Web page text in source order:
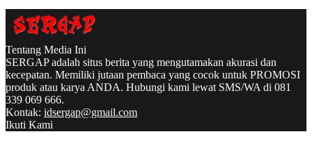
Tentang Media Ini
SERGAP adalah situs berita yang mengutamakan akurasi dan
kecepatan. Memiliki jutaan pembaca yang cocok untuk PROMOSI
produk atau karya ANDA. Hubungi kami lewat SMS/WA di 081
339 069 666.
Kontak: idsergap@gmail.com
Ikuti Kami